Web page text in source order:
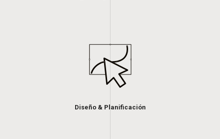
Diseño & Planificación